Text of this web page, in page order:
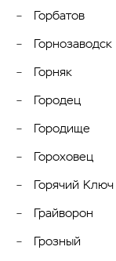
Горбатов
Горнозаводск
Горняк
Городец
Городище
Гороховец
Горячий Ключ
Грайворон
Грозный